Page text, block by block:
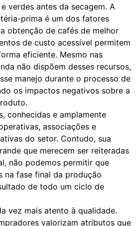
verdes antes da secagem. A
prima é um dos fatores
obtenção de cafés de melhor
de custo acessível permitem
eficiente. Mesmo nas
não dispõem desses recursos,
manejo durante o processo de
os impactos negativos sobre a
conhecidas e amplamente
associações e
do setor. Contudo, sua
que merecem ser reiteradas
não podemos permitir que
na fase final da produção
de todo um ciclo de
vez mais atento à qualidade.
valorizam atributos que